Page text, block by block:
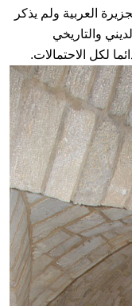
العربية ولم يذكر
والتاريخي
لكل الاحتمالات.